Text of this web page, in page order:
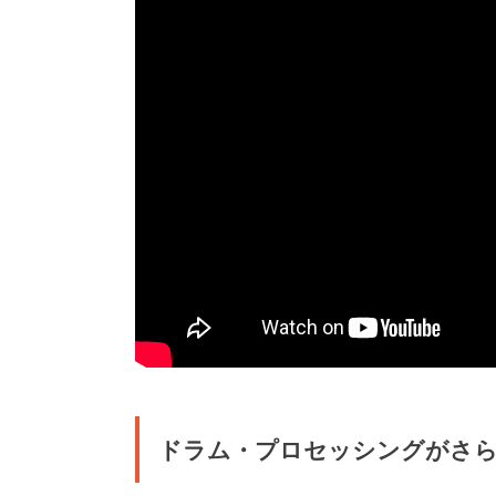
ドラム・プロセッシングがさ